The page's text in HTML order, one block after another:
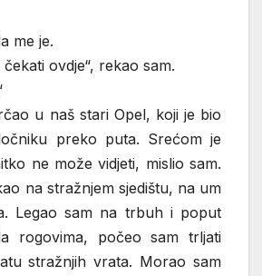
me je.
ovdje“, rekao sam.
u naš stari Opel, koji je bio
preko puta. Srećom je
ne može vidjeti, mislio sam.
na stražnjem sjedištu, na um
Legao sam na trbuh i poput
rogovima, počeo sam trljati
stražnjih vrata. Morao sam